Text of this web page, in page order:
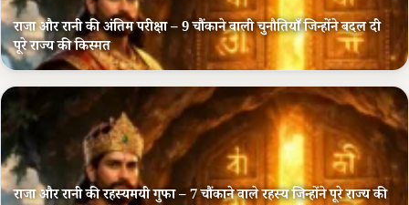
राजा और रानी की अंतिम परीक्षा – 9 चौंकाने वाली चुनौतियाँ जिन्होंने बदल दी
पूरे राज्य की किस्मत
राजा और रानी की रहस्यमयी गुफा – 7 चौंकाने वाले रहस्य जिन्होंने पूरे राज्य की